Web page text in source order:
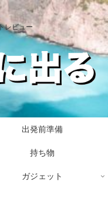
レビュー
出発前準備
持ち物
ガジェット